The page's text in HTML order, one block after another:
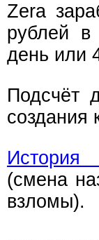
Zera
рублей
день или
Подсчёт
создания
(смена
взломы).